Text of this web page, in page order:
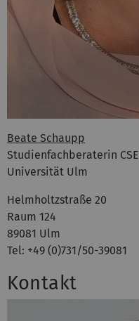
Beate Schaupp
Studienfachberaterin CSE
Universität Ulm
Helmholtzstraße 20
Raum 124
89081 Ulm
Tel: +49 (0)731/50-39081
Kontakt